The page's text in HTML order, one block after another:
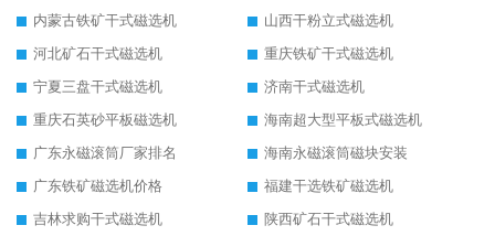
内蒙古铁矿干式磁选机
山西干粉立式磁选机
河北矿石干式磁选机
重庆铁矿干式磁选机
宁夏三盘干式磁选机
济南干式磁选机
重庆石英砂平板磁选机
海南超大型平板式磁选机
广东永磁滚筒厂家排名
海南永磁滚筒磁块安装
广东铁矿磁选机价格
福建干选铁矿磁选机
吉林求购干式磁选机
陕西矿石干式磁选机